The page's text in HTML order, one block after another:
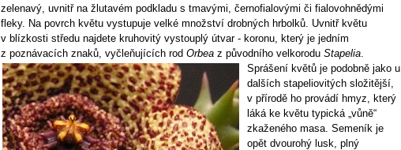
zelenavý, uvnitř na žlutavém podkladu s tmavými, černofialovými či fialovohnědými
fleky. Na povrch květu vystupuje velké množství drobných hrbolků. Uvnitř květu
v blízkosti středu najdete kruhovitý vystouplý útvar - koronu, který je jedním
z poznávacích znaků, vyčleňujících rod Orbea z původního velkorodu Stapelia.
Sprášení květů je podobně jako u
dalších stapeliovitých složitější,
v přírodě ho provádí hmyz, který
láká ke květu typická „vůně“
zkaženého masa. Semeník je
opět dvourohý lusk, plný